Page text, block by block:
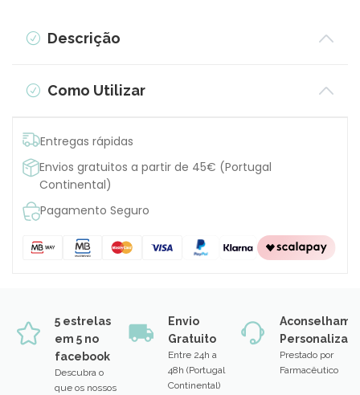
Descrição
Como Utilizar
Entregas rápidas
Envios gratuitos a partir de 45€ (Portugal
Continental)
Pagamento Seguro
5 estrelas
em 5 no
facebook
Descubra o
que os nossos
Envio
Gratuito
Entre 24h a
48h (Portugal
Continental)
Prestado por
Farmacêutico